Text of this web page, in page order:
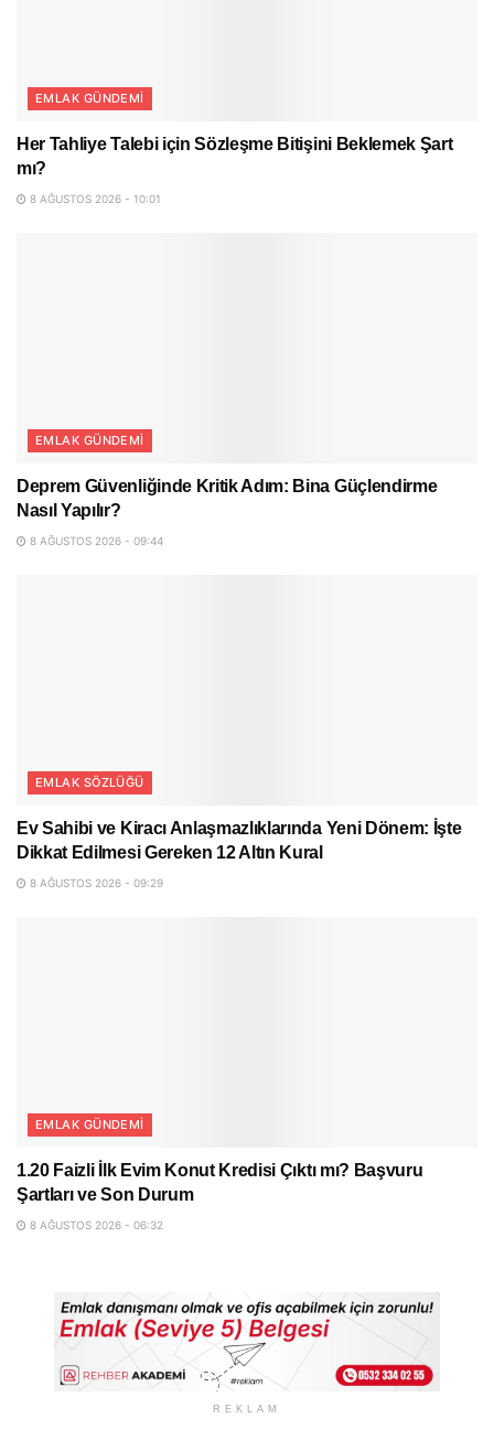
EMLAK GÜNDEMI
Her Tahliye Talebi için Sözleşme Bitişini Beklemek Şart
mı?
8 AĞUSTOS 2026 - 10:01
EMLAK GÜNDEMI
Deprem Güvenliğinde Kritik Adım: Bina Güçlendirme
Nasıl Yapılır?
8 AĞUSTOS 2026 - 09:44
EMLAK SÖZLÜĞÜ
Ev Sahibi ve Kiracı Anlaşmazlıklarında Yeni Dönem: İşte
Dikkat Edilmesi Gereken 12 Altın Kural
8 AĞUSTOS 2026 - 09:29
EMLAK GÜNDEMI
1.20 Faizli İlk Evim Konut Kredisi Çıktı mı? Başvuru
Şartları ve Son Durum
8 AĞUSTOS 2026 - 06:32
REKLAM